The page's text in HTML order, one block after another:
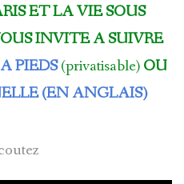
ET LA VIE SOUS
INVITE A SUIVRE
PIEDS(privatisable)OU
(EN ANGLAIS)